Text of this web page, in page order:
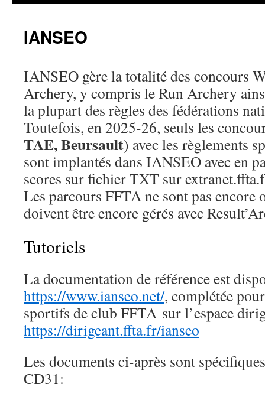
IANSEO
IANSEO gère la totalité des concours
Archery, y compris le Run Archery
la plupart des règles des fédérations
Toutefois, en 2025-26, seuls les
TAE, Beursault) avec les règlements
sont implantés dans IANSEO avec en
scores sur fichier TXT sur
Les parcours FFTA ne sont pas encore
doivent être encore gérés avec
Tutoriels
La documentation de référence est
https://www.ianseo.net/, complétée
sportifs de club FFTA sur l’espace
https://dirigeant.ffta.fr/ianseo
Les documents ci-après sont
CD31: